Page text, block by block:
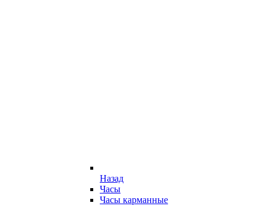
Назад
Часы
Часы карманные